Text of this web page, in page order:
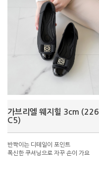
가브리엘 웨지힐 3cm (226
C5)
반짝이는 디테일이 포인트
폭신한 쿠셔닝으로 자꾸 손이 가요